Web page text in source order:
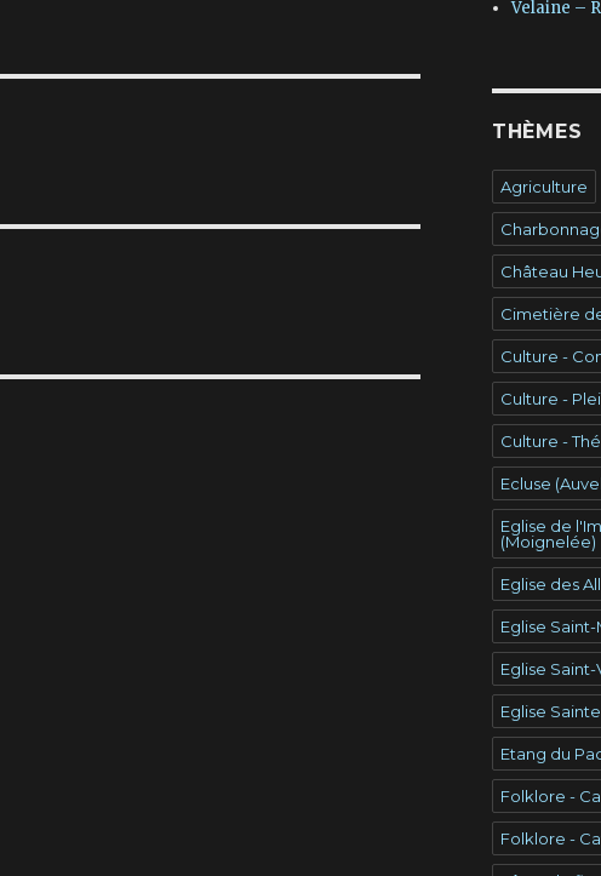
Velaine –
THÈMES
Agriculture
Château
Cimetière
Culture -
Culture -
Culture -
Ecluse
Eglise de
(Moignelée)
Eglise des
Eglise
Eglise
Eglise
Etang du
Folklore -
Folklore -